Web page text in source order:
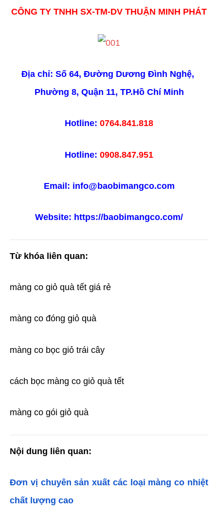
CÔNG TY TNHH SX-TM-DV THUẬN MINH PHÁT
Địa chỉ: Số 64, Đường Dương Đình Nghệ,
Phường 8, Quận 11, TP.Hồ Chí Minh
Hotline: 0764.841.818
Hotline: 0908.847.951
Email: info@baobimangco.com
Website: https://baobimangco.com/
Từ khóa liên quan:
màng co giỏ quà tết giá rẻ
màng co đóng giỏ quà
màng co bọc giỏ trái cây
cách bọc màng co giỏ quà tết
màng co gói giỏ quà
Nội dung liên quan:
Đơn vị chuyên sản xuất các loại màng co nhiệt
chất lượng cao